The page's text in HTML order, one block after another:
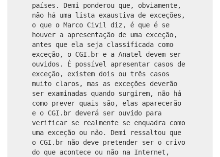
países. Demi ponderou que, obviamente,
não há uma lista exaustiva de exceções,
o que o Marco Civil diz, é que é se
houver a apresentação de uma exceção,
antes que ela seja classificada como
exceção, o CGI.br e a Anatel devem ser
ouvidos. É possível apresentar casos de
exceção, existem dois ou três casos
muito claros, mas as exceções deverão
ser examinadas quando surgirem, não há
como prever quais são, elas aparecerão
e o CGI.br deverá ser ouvido para
verificar se realmente se enquadra como
uma exceção ou não. Demi ressaltou que
o CGI.br não deve pretender ser o crivo
do que acontece ou não na Internet,